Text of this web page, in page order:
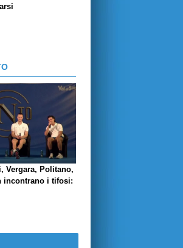
Vergara, Politano,
incontrano i tifosi: